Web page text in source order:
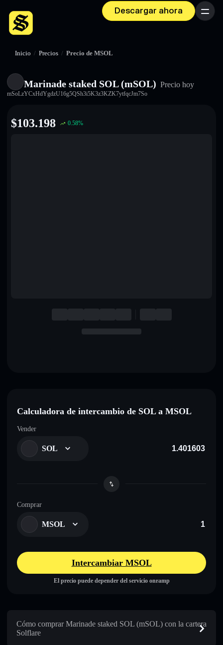
Descargar ahora Menú
Inicio / Precios / Precio de MSOL
Marinade staked SOL (mSOL) Precio hoy
mSoLzYCxHdYgdzU16g5QSh3i5K3z3KZK7ytfqcJm7So
$103.198 0.58%
Calculadora de intercambio de SOL a MSOL
Vender
SOL
Comprar
MSOL
Intercambiar MSOL
El precio puede depender del servicio onramp
Cómo comprar Marinade staked SOL (mSOL) con la cartera
Solflare